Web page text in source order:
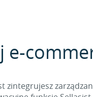
e-
zintegrujesz